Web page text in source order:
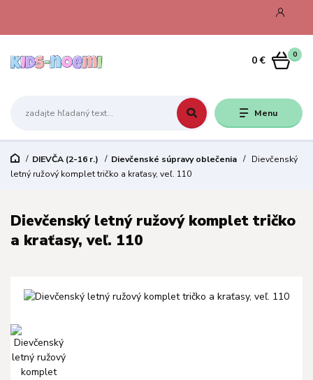
Menu
0
0 €
DIEVČA (2-16 r.) Dievčenské súpravy oblečenia
Dievčenský
letný ružový komplet tričko a kraťasy, veľ. 110
Dievčenský letný ružový komplet tričko
a kraťasy, veľ. 110